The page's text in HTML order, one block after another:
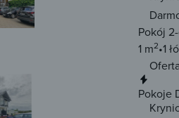
Pokój
1 m2 1
Pokoje